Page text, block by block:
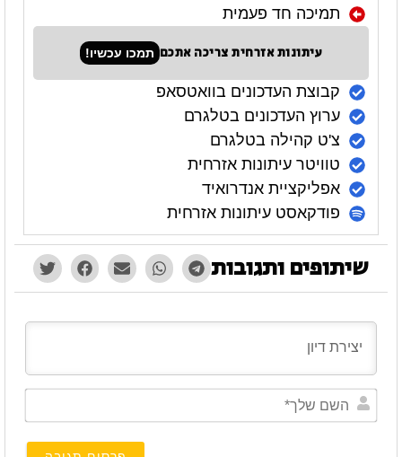
תמיכה חד פעמית
עיתונות אזרחית צריכה אתכם תמכו עכשיו!
קבוצת העדכונים בוואטסאפ
ערוץ העדכונים בטלגרם
צ'ט קהילה בטלגרם
טוויטר עיתונות אזרחית
אפליקציית אנדרואיד
פודקאסט עיתונות אזרחית
שיתופים ותגובות